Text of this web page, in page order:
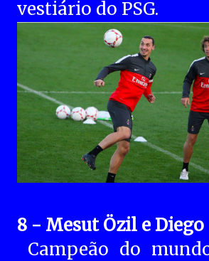
vestiário do PSG.
8 - Mesut Özil e Diego
Campeão do